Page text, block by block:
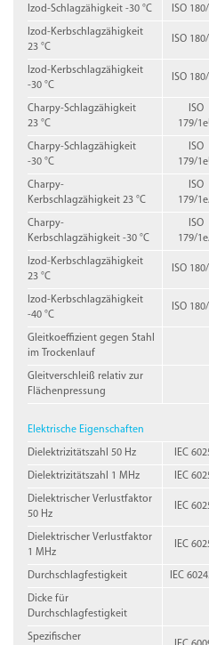
Izod-Schlagzähigkeit -30 °C ISO
Izod-Kerbschlagzähigkeit
23 °C
ISO
Izod-Kerbschlagzähigkeit
-30 °C
ISO
Charpy-Schlagzähigkeit
23 °C
ISO
179/
Charpy-Schlagzähigkeit
-30 °C
ISO
179/
Charpy-
Kerbschlagzähigkeit 23 °C
ISO
179/
Charpy-
Kerbschlagzähigkeit -30 °C
ISO
179/
Izod-Kerbschlagzähigkeit
23 °C
ISO
Izod-Kerbschlagzähigkeit
-40 °C
ISO
Gleitkoeffizient gegen Stahl
im Trockenlauf
Gleitverschleiß relativ zur
Flächenpressung
Elektrische Eigenschaften
Dielektrizitätszahl 50 Hz IEC
Dielektrizitätszahl 1 MHz IEC
Dielektrischer Verlustfaktor
50 Hz
IEC
Dielektrischer Verlustfaktor
1 MHz
IEC
Durchschlagfestigkeit IEC
Dicke für
Durchschlagfestigkeit
Spezifischer